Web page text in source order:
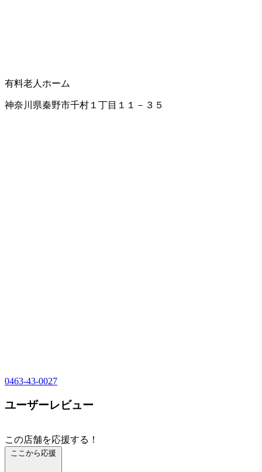
有料老人ホーム
神奈川県秦野市千村１丁目１１－３５
0463-43-0027
ユーザーレビュー
この店舗を応援する！
ここから応援